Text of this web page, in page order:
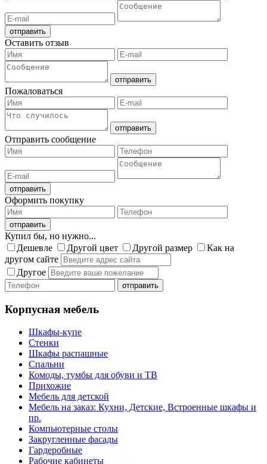
Оставить отзыв
Пожаловаться
Отправить сообщение
Оформить покупку
Купил бы, но нужно...
Дешевле
Другой цвет Другой размер
Как на
другом сайте
Другое
Корпусная мебель
Шкафы-купе
Стенки
Шкафы распашные
Спальни
Комоды, тумбы для обуви и ТВ
Прихожие
Мебель для детской
Мебель на заказ: Кухни, Детские, Встроенные шкафы и
пр.
Компьютерные столы
Закругленные фасады
Гардеробные
Рабочие кабинеты